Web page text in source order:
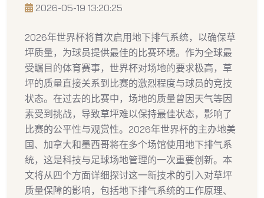
2026-05-19 13:20:25
2026年世界杯将首次启用地下排气系统，以确保草
坪质量，为球员提供最佳的比赛环境。作为全球最
受瞩目的体育赛事，世界杯对场地的要求极高，草
坪的质量直接关系到比赛的激烈程度与球员的竞技
状态。在过去的比赛中，场地的质量曾因天气等因
素受到挑战，导致草坪难以保持最佳状态，影响了
比赛的公平性与观赏性。2026年世界杯的主办地美
国、加拿大和墨西哥将在多个场馆使用地下排气系
统，这是科技与足球场地管理的一次重要创新。本
文将从四个方面详细探讨这一新技术的引入对草坪
质量保障的影响，包括地下排气系统的工作原理、